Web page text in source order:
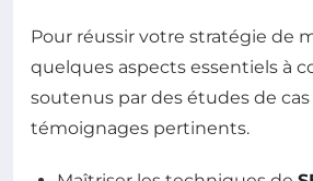
Pour réussir votre stratégie de
quelques aspects essentiels à
soutenus par des études de
témoignages pertinents.